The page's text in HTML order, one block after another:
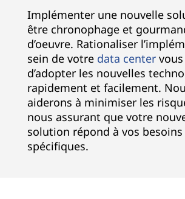
Implémenter une nouvelle
être chronophage et
d’oeuvre. Rationaliser
sein de votre data center
d’adopter les nouvelles
rapidement et facilement.
aiderons à minimiser les
nous assurant que votre
solution répond à vos besoins
spécifiques.